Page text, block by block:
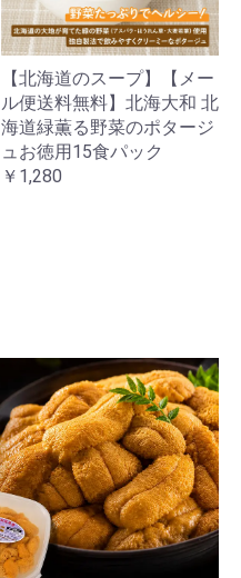
【北海道のスープ】【メー
ル便送料無料】北海大和 北
海道緑薫る野菜のポタージ
ュお徳用15食パック
￥1,280